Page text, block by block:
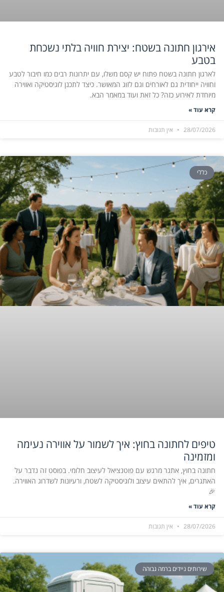
אירגון חתונה בשטח: יצירת חוויה בלתי נשכחת
בטבע
לארגון חתונה בשטח פתוח יש קסם משלו, עם יתרונות רבים כמו חיבור לטבע
וחוויה ייחודית גם לאורחים וגם לזוג המאושר. כיצד לתכנן לוגיסטיקה ואווירה
מיוחדת לאירוע כזה? כל זאת ועוד במאמר הבא.
קרא עוד »
28/07/2026 אין תגובות
כללי
טיפים לחתונה בחוץ: איך לשמור על אווירה נעימה
ומזמינה
חתונה בחוץ, אתגר מרגש עם פוטנציאל לעיצוב חלומי. בפוסט זה נדבר על
האתגרים, איך להתאים עיצוב ולוגיסטיקה לשטח, ורעיונות לשדרוג האווירה.
🎉
קרא עוד »
28/07/2026 אין תגובות
שירותים ניידים ברמה גבוהה